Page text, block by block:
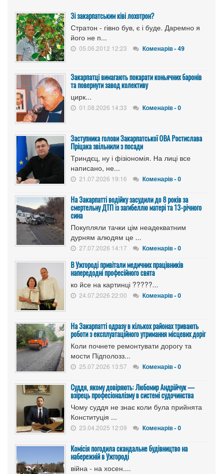
Зі закарпатським ківі лохотрон?
Стратон - гівно був, є і буде. Даремно я
його не п...
05.06.2012 12:23 Коменарів - 49
Закарпатці вимагають покарати коньячних баронів
та повернути завод колективу
цирк...
01.08.2026 14:33 Коменарів - 0
Заступника голови Закарпатської ОВА Ростислава
Пріцака звільнили з посади
Триндєц, ну і фізіономія. На лиці все
написано, не...
21.07.2026 19:16 Коменарів - 0
На Закарпатті водійку засудили до 8 років за
смертельну ДТП із загибеллю матері та 13-річного
сина
Покупляли тачки цім неадекватним
дурням алюдям це ...
27.07.2026 14:17 Коменарів - 0
В Ужгороді привітали медичних працівників
напередодні професійного свята
ко йсе на картинці ?????...
24.07.2026 22:00 Коменарів - 0
На Закарпатті одразу в кількох районах тривають
роботи з експлуатаційного утримання місцевих доріг
Коли почнете ремонтувати дорогу та
мости Підполозз...
25.07.2026 13:57 Коменарів - 0
Суддя, якому довіряють: Любомир Андрійчук —
взірець професіоналізму в системі судочинства
Чому суддя не знає коли була прийнята
Конституція ...
23.04.2025 12:09 Коменарів - 0
Комісія погодила скандальне будівництво на
набережній в Ужгороді
війна - на хосен....